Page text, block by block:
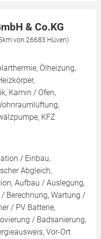
& Co.KG
von 26683 Hüven)
Ölheizung,
Kamin / Ofen,
KFZ
/ Einbau,
Abgleich,
Aufbau / Auslegung,
Berechnung, Wartung /
/ PV Batterie,
/ Badsanierung,
Vor-Ort